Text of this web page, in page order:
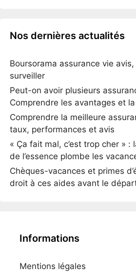
Nos dernières actualités
Boursorama assurance vie
surveiller
Peut-on avoir plusieurs
Comprendre les avantages et
Comprendre la meilleure
taux, performances et avis
« Ça fait mal, c’est trop cher »
de l’essence plombe les
Chèques-vacances et primes
droit à ces aides avant le
Informations
Mentions légales